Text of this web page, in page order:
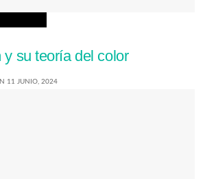
y su teoría del color
11 JUNIO, 2024